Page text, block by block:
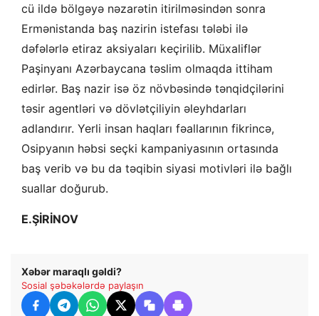
cü ildə bölgəyə nəzarətin itirilməsindən sonra
Ermənistanda baş nazirin istefası tələbi ilə
dəfələrlə etiraz aksiyaları keçirilib. Müxaliflər
Paşinyanı Azərbaycana təslim olmaqda ittiham
edirlər. Baş nazir isə öz növbəsində tənqidçilərini
təsir agentləri və dövlətçiliyin əleyhdarları
adlandırır. Yerli insan haqları fəallarının fikrincə,
Osipyanın həbsi seçki kampaniyasının ortasında
baş verib və bu da təqibin siyasi motivləri ilə bağlı
suallar doğurub.
E.ŞİRİNOV
Xəbər maraqlı gəldi?
Sosial şəbəkələrdə paylaşın